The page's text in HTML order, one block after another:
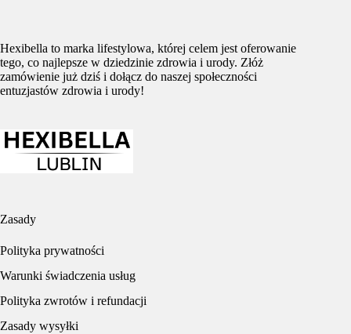
Hexibella to marka lifestylowa, której celem jest oferowanie
tego, co najlepsze w dziedzinie zdrowia i urody. Złóż
zamówienie już dziś i dołącz do naszej społeczności
entuzjastów zdrowia i urody!
Zasady
Polityka prywatności
Warunki świadczenia usług
Polityka zwrotów i refundacji
Zasady wysyłki